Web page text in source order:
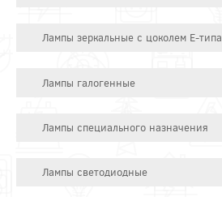
Лампы зеркальные с цоколем E-типа
Лампы галогенные
Лампы специального назначения
Лампы светодиодные